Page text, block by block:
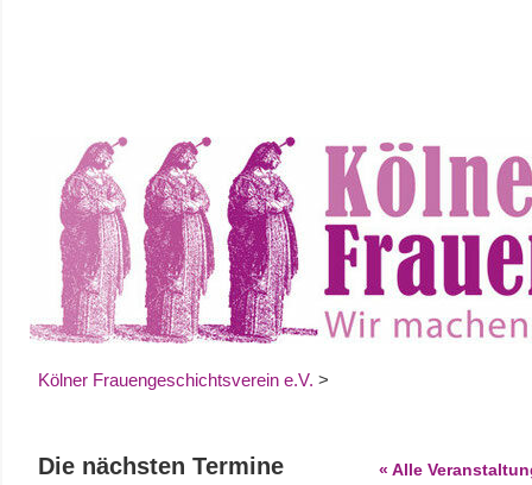
Kölner Frauengeschichtsverein e.V. >
« Alle
Die nächsten Termine